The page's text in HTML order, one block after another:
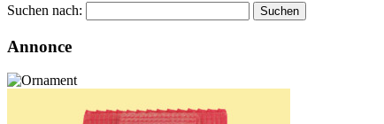
Suchen nach:
Annonce